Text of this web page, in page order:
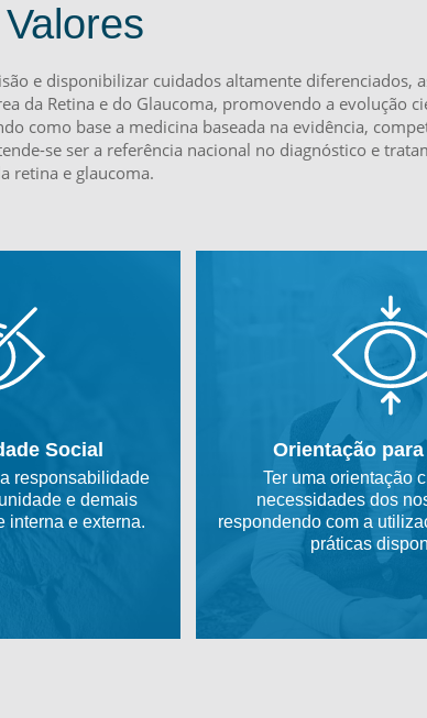
e disponibilizar cuidados altamente diferenciados,
da Retina e do Glaucoma, promovendo a evolução
como base a medicina baseada na evidência,
se ser a referência nacional no diagnóstico e
retina e glaucoma.
Social
responsabilidade
e demais
interna e externa.
Orientação
Ter uma orientação
necessidades dos
respondendo com a
práticas